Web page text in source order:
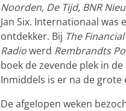
Noorden, De Tijd, BNR
Jan Six. Internationaal
ontdekker. Bij The
Radiowerd Rembrandts
boek de zevende plek in
Inmiddels is er na de
De afgelopen weken